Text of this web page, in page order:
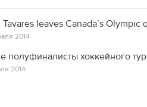
leaves Canada’s
2014
полуфиналисты хоккейного
2014